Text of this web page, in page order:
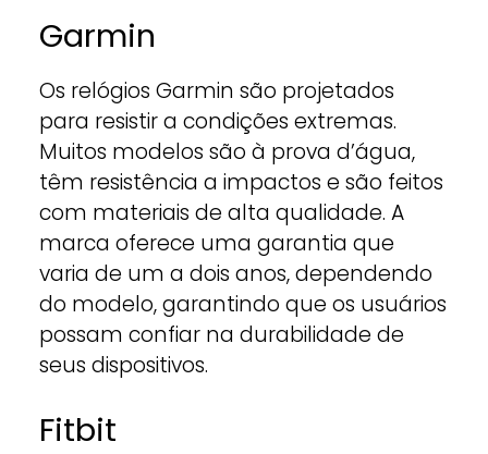
Garmin
Os relógios Garmin são projetados
para resistir a condições extremas.
Muitos modelos são à prova d’água,
têm resistência a impactos e são feitos
com materiais de alta qualidade. A
marca oferece uma garantia que
varia de um a dois anos, dependendo
do modelo, garantindo que os usuários
possam confiar na durabilidade de
seus dispositivos.
Fitbit